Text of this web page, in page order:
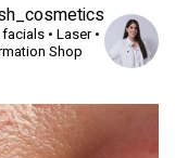
• Laser •
Shop